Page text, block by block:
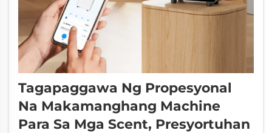
Tagapaggawa Ng Propesyonal
Na Makamanghang Machine
Para Sa Mga Scent, Presyortuhan